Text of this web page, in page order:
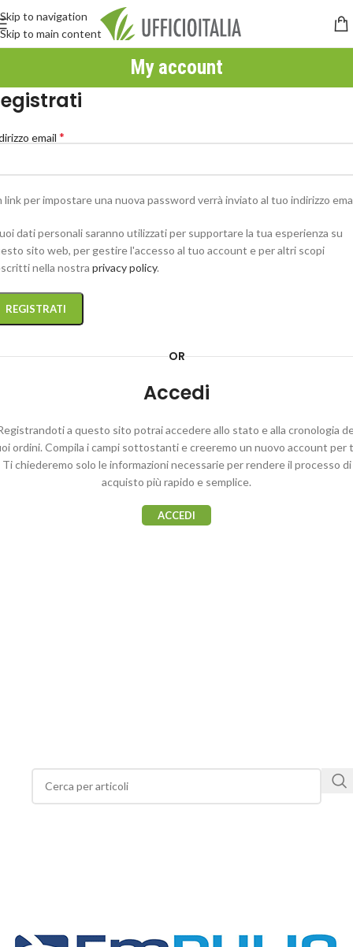
Skip to navigation
Skip to main content
My account
email *
link per impostare una nuova password verrà inviato al tuo indirizzo
dati personali saranno utilizzati per supportare la tua esperienza su
sito web, per gestire l'accesso al tuo account e per altri scopi
nella nostra privacy policy.
REGISTRATI
OR
Accedi
a questo sito potrai accedere allo stato e alla cronologia
ordini. Compila i campi sottostanti e creeremo un nuovo account per
Ti chiederemo solo le informazioni necessarie per rendere il processo di
acquisto più rapido e semplice.
ACCEDI